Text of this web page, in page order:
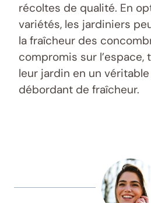
récoltes de qualité. En
variétés, les jardiniers
la fraîcheur des
compromis sur l’espace,
leur jardin en un
débordant de fraîcheur.